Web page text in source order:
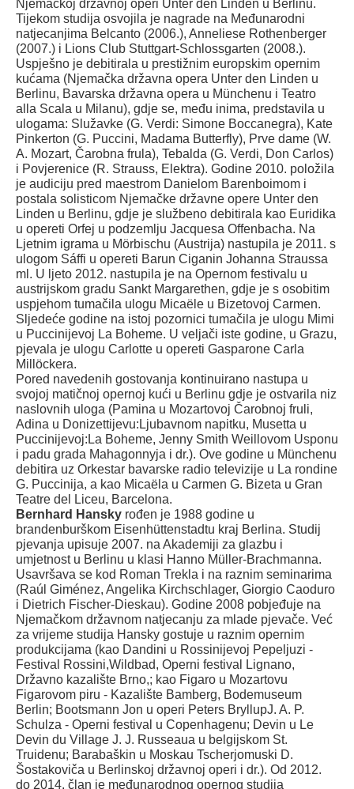
Njemačkoj državnoj operi Unter den Linden u Berlinu.
Tijekom studija osvojila je nagrade na Međunarodni
natjecanjima Belcanto (2006.), Anneliese Rothenberger
(2007.) i Lions Club Stuttgart-Schlossgarten (2008.).
Uspješno je debitirala u prestižnim europskim opernim
kućama (Njemačka državna opera Unter den Linden u
Berlinu, Bavarska državna opera u Münchenu i Teatro
alla Scala u Milanu), gdje se, među inima, predstavila u
ulogama: Služavke (G. Verdi: Simone Boccanegra), Kate
Pinkerton (G. Puccini, Madama Butterfly), Prve dame (W.
A. Mozart, Čarobna frula), Tebalda (G. Verdi, Don Carlos)
i Povjerenice (R. Strauss, Elektra). Godine 2010. položila
je audiciju pred maestrom Danielom Barenboimom i
postala solisticom Njemačke državne opere Unter den
Linden u Berlinu, gdje je službeno debitirala kao Euridika
u opereti Orfej u podzemlju Jacquesa Offenbacha. Na
Ljetnim igrama u Mörbischu (Austrija) nastupila je 2011. s
ulogom Sáffi u opereti Barun Ciganin Johanna Straussa
ml. U ljeto 2012. nastupila je na Opernom festivalu u
austrijskom gradu Sankt Margarethen, gdje je s osobitim
uspjehom tumačila ulogu Micaële u Bizetovoj Carmen.
Sljedeće godine na istoj pozornici tumačila je ulogu Mimi
u Puccinijevoj La Boheme. U veljači iste godine, u Grazu,
pjevala je ulogu Carlotte u opereti Gasparone Carla
Millöckera.
Pored navedenih gostovanja kontinuirano nastupa u
svojoj matičnoj opernoj kući u Berlinu gdje je ostvarila niz
naslovnih uloga (Pamina u Mozartovoj Čarobnoj fruli,
Adina u Donizettijevu:Ljubavnom napitku, Musetta u
Puccinijevoj:La Boheme, Jenny Smith Weillovom Usponu
i padu grada Mahagonnyja i dr.). Ove godine u Münchenu
debitira uz Orkestar bavarske radio televizije u La rondine
G. Puccinija, a kao Micaëla u Carmen G. Bizeta u Gran
Teatre del Liceu, Barcelona.
Bernhard Hansky rođen je 1988 godine u
brandenburškom Eisenhüttenstadtu kraj Berlina. Studij
pjevanja upisuje 2007. na Akademiji za glazbu i
umjetnost u Berlinu u klasi Hanno Müller-Brachmanna.
Usavršava se kod Roman Trekla i na raznim seminarima
(Raúl Giménez, Angelika Kirchschlager, Giorgio Caoduro
i Dietrich Fischer-Dieskau). Godine 2008 pobjeđuje na
Njemačkom državnom natjecanju za mlade pjevače. Već
za vrijeme studija Hansky gostuje u raznim opernim
produkcijama (kao Dandini u Rossinijevoj Pepeljuzi -
Festival Rossini,Wildbad, Operni festival Lignano,
Državno kazalište Brno,; kao Figaro u Mozartovu
Figarovom piru - Kazalište Bamberg, Bodemuseum
Berlin; Bootsmann Jon u operi Peters BryllupJ. A. P.
Schulza - Operni festival u Copenhagenu; Devin u Le
Devin du Village J. J. Russeaua u belgijskom St.
Truidenu; Barabaškin u Moskau Tscherjomuski D.
Šostakoviča u Berlinskoj državnoj operi i dr.). Od 2012.
do 2014. član je međunarodnog opernog studija